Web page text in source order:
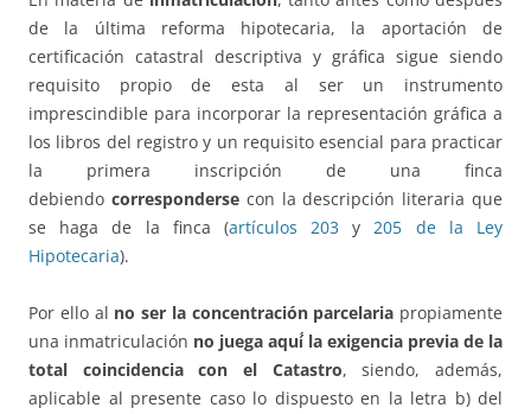
de la última reforma hipotecaria, la aportación de
certificación catastral descriptiva y gráfica sigue siendo
requisito propio de esta al ser un instrumento
imprescindible para incorporar la representación gráfica a
los libros del registro y un requisito esencial para practicar
la primera inscripción de una finca
debiendo corresponderse con la descripción literaria que
se haga de la finca (artículos 203 y205 de la Ley
Hipotecaria).
Por ello al no ser la concentración parcelaria propiamente
una inmatriculación no juega aquí́ la exigencia previa de la
total coincidencia con el Catastro, siendo, además,
aplicable al presente caso lo dispuesto en la letra b) del